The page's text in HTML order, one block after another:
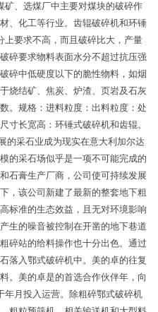
、选煤厂中主要对煤块的破碎作
、化工等行业。齿辊破碎机和环锤
要求不高，而且破碎比大，产量
碎要求物料表面水分不超过抗压强
碎中低硬度以下的脆性物料，如烟
烧结矿、焦炭、炉渣、页岩及石灰
。规格：进料粒度：出料粒度：处
寸长宽高：环锤式破碎机和齿辊。
的采石业成为现实在意大利加尔达
的采石场似乎是一项不可能完成的
石膏生产厂商，公司使可持续发展
，该公司新建了最新的整套地下粗
标准的生态效益，且无对环境影响
生的噪音被控制在开凿的地下巷道
碎站的给料操作也十分出色。通过
落入鄂式破碎机中。美的卓的往复
。美的卓是的首选合作伙伴年，向
年月投入运营。除粗碎鄂式破碎机